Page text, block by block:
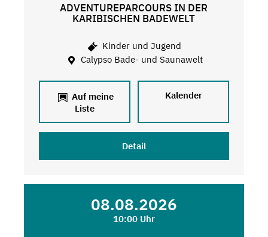
ADVENTUREPARCOURS IN DER
KARIBISCHEN BADEWELT
Kinder und Jugend
Calypso Bade- und Saunawelt
Auf meine
Liste
Kalender
Detail
08.08.2026
10:00 Uhr